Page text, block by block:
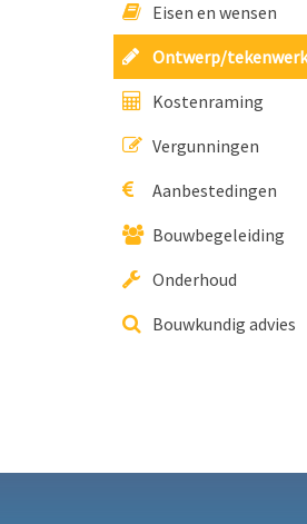
Eisen en wensen
Ontwerp/tekenwerk
Kostenraming
Vergunningen
Aanbestedingen
Bouwbegeleiding
Onderhoud
Bouwkundig advies